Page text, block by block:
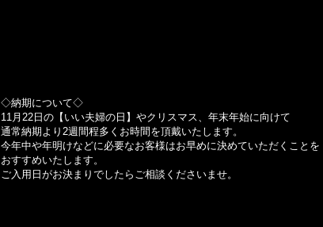
◇納期について◇
11月22日の【いい夫婦の日】やクリスマス、年末年始に向けて
通常納期より2週間程多くお時間を頂戴いたします。
今年中や年明けなどに必要なお客様はお早めに決めていただくことを
おすすめいたします。
ご入用日がお決まりでしたらご相談くださいませ。